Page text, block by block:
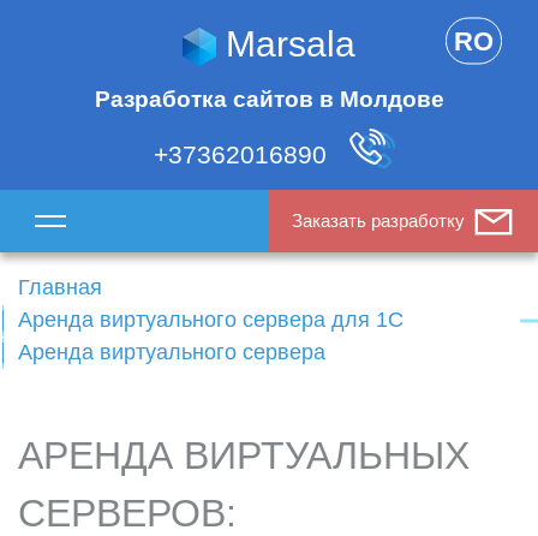
Marsala
Разработка сайтов в Молдове
+37362016890
RO
Заказать разработку
Главная
Аренда виртуального сервера для 1С
Аренда виртуального сервера
АРЕНДА ВИРТУАЛЬНЫХ
СЕРВЕРОВ: